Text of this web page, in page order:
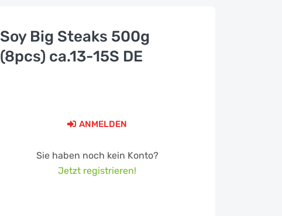
Soy Big Steaks 500g
(8pcs) ca.13-15S DE
ANMELDEN
Sie haben noch kein Konto?
Jetzt registrieren!